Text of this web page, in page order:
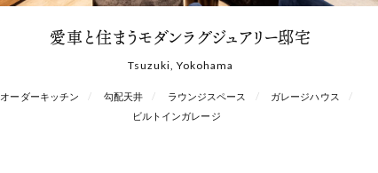
愛車と住まうモダンラグジュアリー邸宅
Tsuzuki, Yokohama
オーダーキッチン 勾配天井 ラウンジスペース
ガレージハウス
ビルトインガレージ